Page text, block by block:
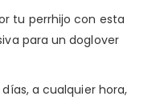
tu perrhijo con esta
para un doglover
a cualquier hora,